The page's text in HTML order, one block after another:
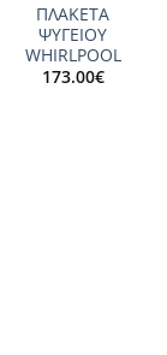
ΠΛΑΚΕΤΑ
ΨΥΓΕΙΟΥ
WHIRLPOOL
173.00€